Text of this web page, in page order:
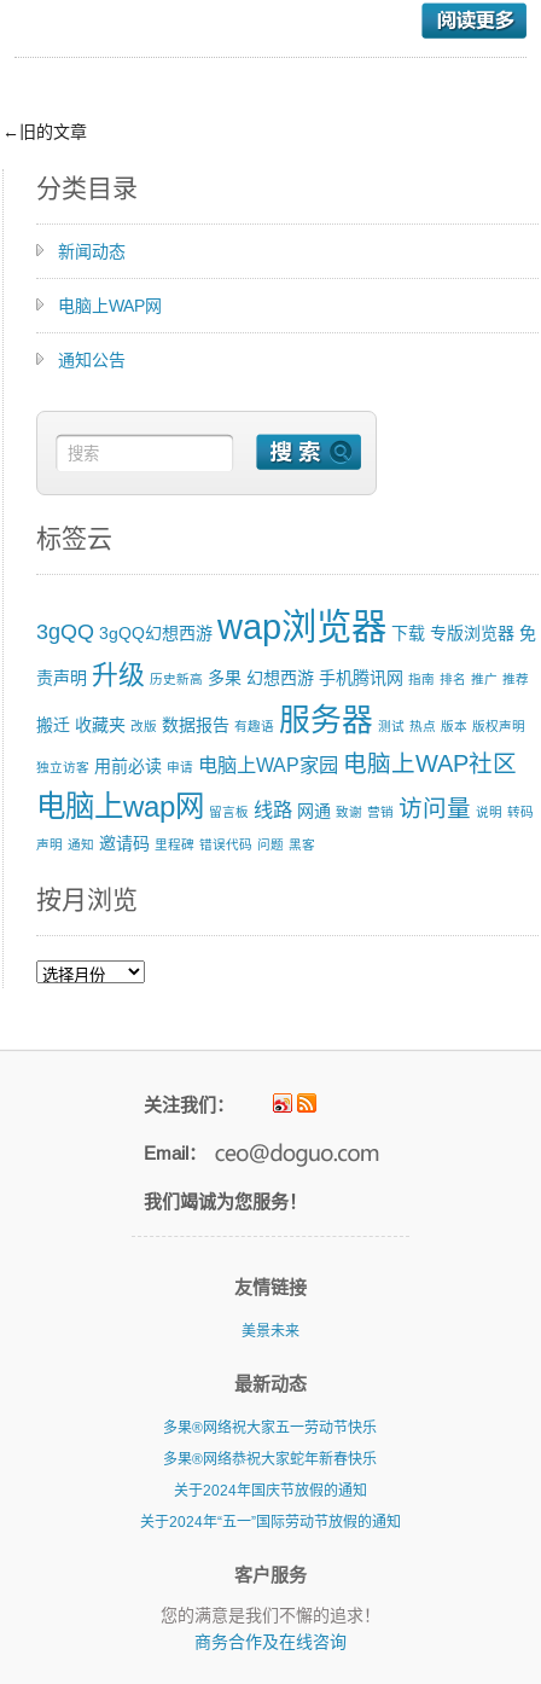
←旧的文章
分类目录
新闻动态
电脑上WAP网
通知公告
标签云
3gQQ 3gQQ幻想西游 wap浏览器 下载 专版浏览器 免
责声明 升级 历史新高 多果 幻想西游 手机腾讯网 指南 排名 推广 推荐
搬迁 收藏夹 改版 数据报告 有趣语 服务器 测试 热点 版本 版权声明
独立访客 用前必读 申请 电脑上WAP家园 电脑上WAP社区
电脑上wap网 留言板 线路 网通 致谢 营销 访问量 说明 转码
声明 通知 邀请码 里程碑 错误代码 问题 黑客
按月浏览
按
览
关注我们：
Email：
我们竭诚为您服务！
友情链接
美景未来
最新动态
多果®网络祝大家五一劳动节快乐
多果®网络恭祝大家蛇年新春快乐
关于2024年国庆节放假的通知
关于2024年“五一”国际劳动节放假的通知
客户服务
您的满意是我们不懈的追求！
商务合作及在线咨询